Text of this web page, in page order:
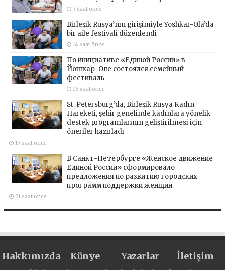
7 saat önce
Birleşik Rusya’nın girişimiyle Yoshkar-Ola’da
bir aile festivali düzenlendi
14 saat önce
По инициативе «Единой России» в
Йошкар-Оле состоялся семейный
фестиваль
16 saat önce
St. Petersburg’da, Birleşik Rusya Kadın
Hareketi, şehir genelinde kadınlara yönelik
destek programlarının geliştirilmesi için
öneriler hazırladı
19 saat önce
В Санкт-Петербурге «Женское движение
Единой России» сформировало
предложения по развитию городских
программ поддержки женщин
21 saat önce
Hakkımızda Künye Yazarlar İletişim